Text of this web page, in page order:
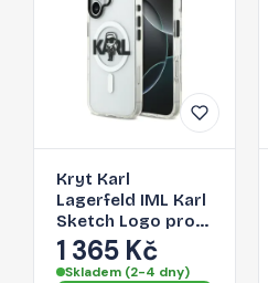
Kryt Karl
Lagerfeld IML Karl
Sketch Logo pro
iPhone 17 -
transparentní
1 365 Kč
Skladem (2-4 dny)